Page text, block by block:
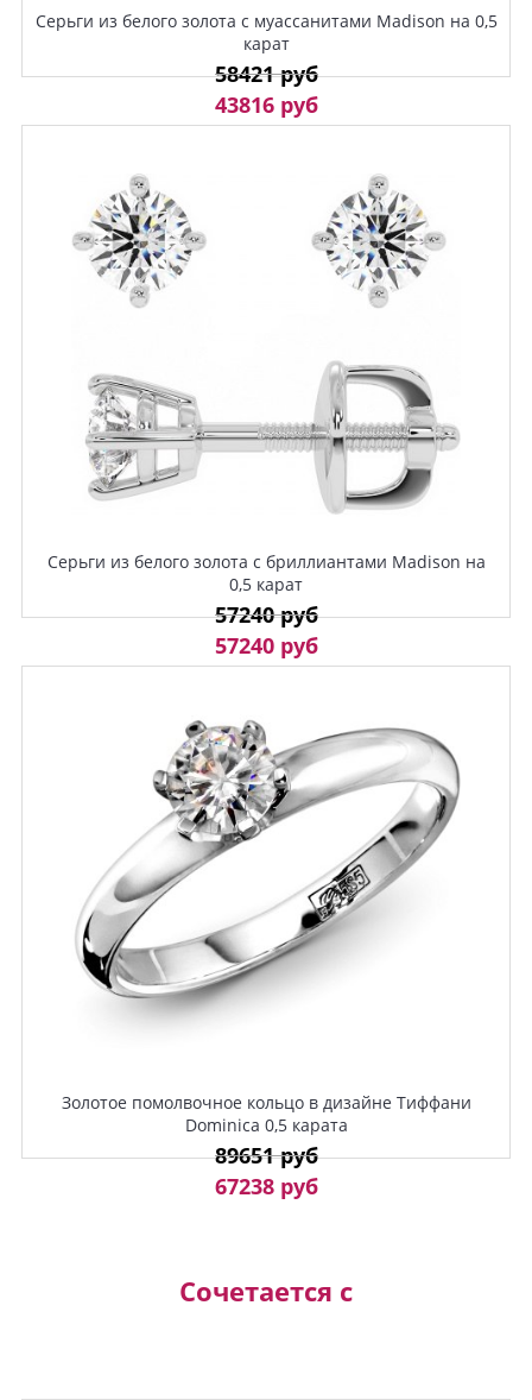
Серьги из белого золота с муассанитами Madison на 0,5
карат
58421 руб
43816 руб
Серьги из белого золота с бриллиантами Madison на
0,5 карат
57240 руб
57240 руб
Золотое помолвочное кольцо в дизайне Тиффани
Dominica 0,5 карата
89651 руб
67238 руб
Сочетается с